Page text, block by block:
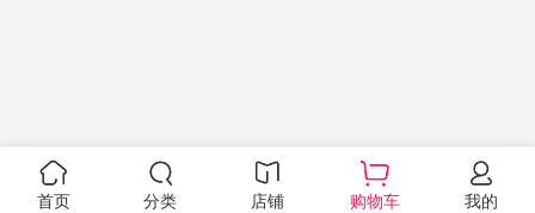
首页 分类 店铺 购物车 我的